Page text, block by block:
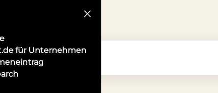
für Unternehmen